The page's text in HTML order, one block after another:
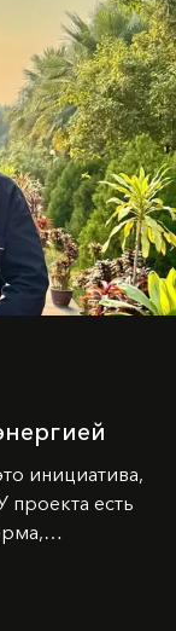
для
инициатива,
проекта есть